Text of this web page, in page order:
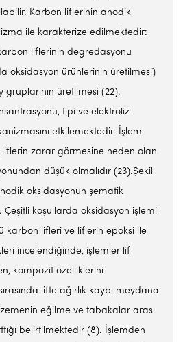
Karbon liflerinin anodik
ile karakterize edilmektedir:
liflerinin degredasyonu
oksidasyon ürünlerinin üretilmesi)
üretilmesi (22).
tipi ve elektroliz
etkilemektedir. İşlem
liflerin zarar görmesine neden olan
düşük olmalıdır (23).Şekil
oksidasyonun şematik
koşullarda oksidasyon işlemi
karbon lifleri ve liflerin epoksi ile
incelendiğinde, işlemler lif
kompozit özelliklerini
lifte ağırlık kaybı meydana
eğilme ve tabakalar arası
belirtilmektedir (8). İşlemden